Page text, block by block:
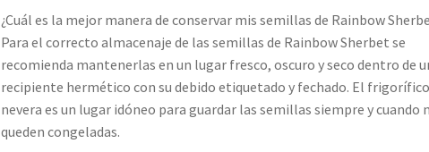
¿Cuál es la mejor manera de conservar mis semillas de Rainbow
Para el correcto almacenaje de las semillas de Rainbow Sherbet se
recomienda mantenerlas en un lugar fresco, oscuro y seco dentro de
recipiente hermético con su debido etiquetado y fechado. El
nevera es un lugar idóneo para guardar las semillas siempre y cuando
queden congeladas.